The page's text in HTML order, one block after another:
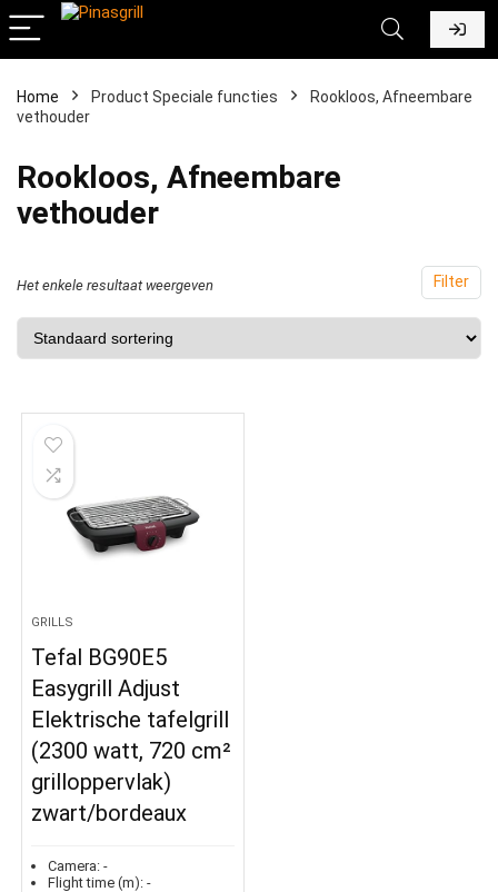
Home Product Speciale functies
‎Rookloos, Afneembare
vethouder
‎Rookloos, Afneembare
vethouder
Filter
Het enkele resultaat weergeven
GRILLS
Tefal BG90E5
Easygrill Adjust
Elektrische tafelgrill
(2300 watt, 720 cm²
grilloppervlak)
zwart/bordeaux
Camera: -
Flight time (m): -